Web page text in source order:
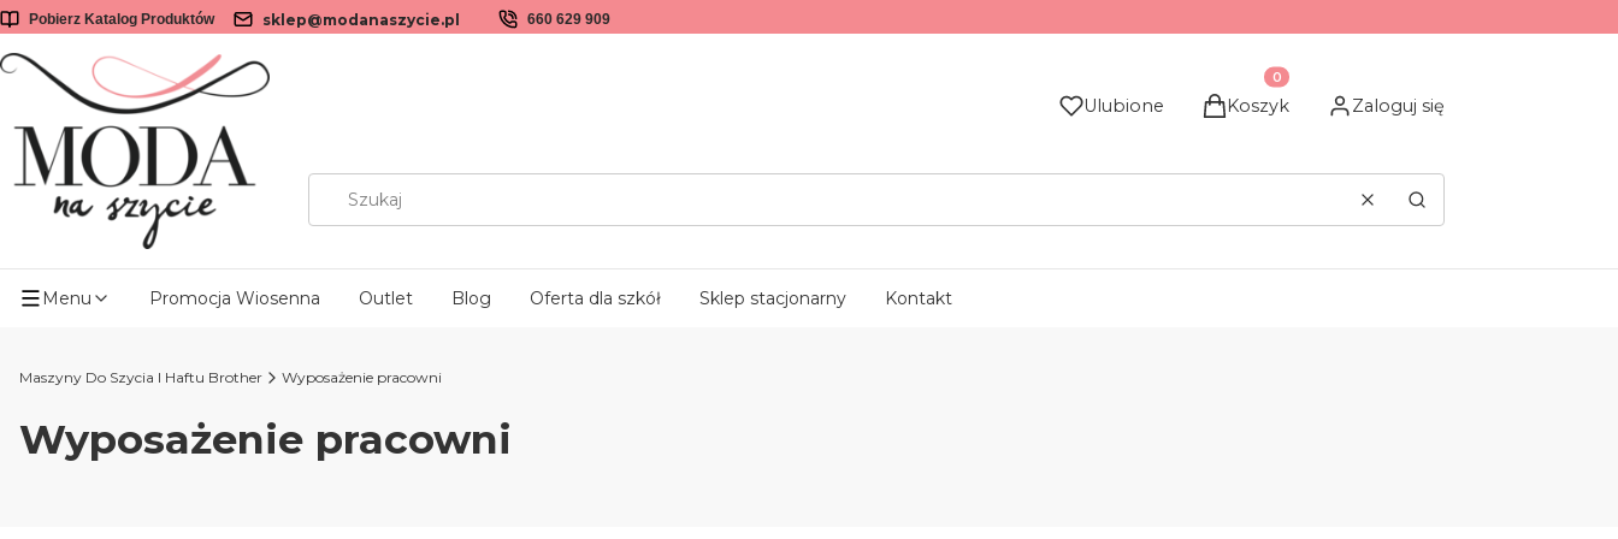
Pobierz Katalog Produktów sklep@modanaszycie.pl 660 629 909
Ulubione
Produkty w koszyku: 0. Zobacz szczegóły
Koszyk Zaloguj się
WyczyśćSzukaj
Menu Promocja Wiosenna Outlet Blog Oferta dla szkół Sklep stacjonarny Kontakt
Maszyny Do Szycia I Haftu Brother Wyposażenie pracowni
Wyposażenie pracowni